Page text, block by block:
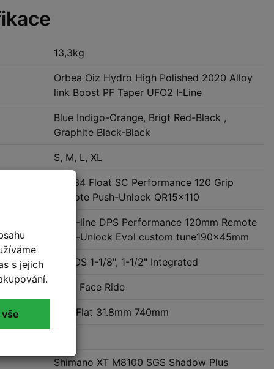
13,3kg
Orbea Oiz Hydro High Polished 2020 Alloy
link Boost PF Taper UFO2 I-Line
Blue Indigo-Orange, Brigt Red-Black ,
Graphite Black-Black
S, M, L, XL
Fox 34 Float SC Performance 120 Grip
Remote Push-Unlock QR15x110
Fox i-line DPS Performance 120mm Remote
Push-Unlock Evol custom tune190x45mm
ACROS 1-1/8", 1-1/2" Integrated
Race Face Ride
OC1 Flat 31.8mm 740mm
Shimano XT M8100 SGS Shadow Plus
s jejich